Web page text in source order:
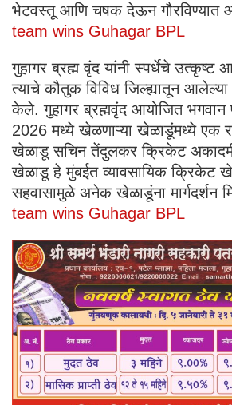
भेटवस्तू आणि चषक देऊन गौरविण्यात
team wins Guhagar BPL
गुहागर ब्रह्म वृंद यांनी स्पर्धेचे
त्याचे कौतुक विविध जिल्ह्यातून
केले. गुहागर ब्रह्मवृंद आयोजित
2026 मध्ये खेळणाऱ्या खेळाडूंमध्ये एक
खेळाडू सचिन तेंदुलकर क्रिकेट
खेळाडू हे मुंबईत व्यावसायिक क्रिकेट
सहवासामुळे अनेक खेळाडूंना मार्गदर्शन
team wins Guhagar BPL